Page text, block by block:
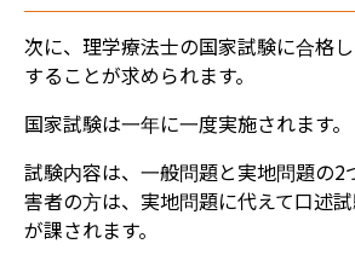
次に、理学療法士の国家試験に合格
することが求められます。
国家試験は一年に一度実施されます。
試験内容は、一般問題と実地問題の2
害者の方は、実地問題に代えて口述
が課されます。